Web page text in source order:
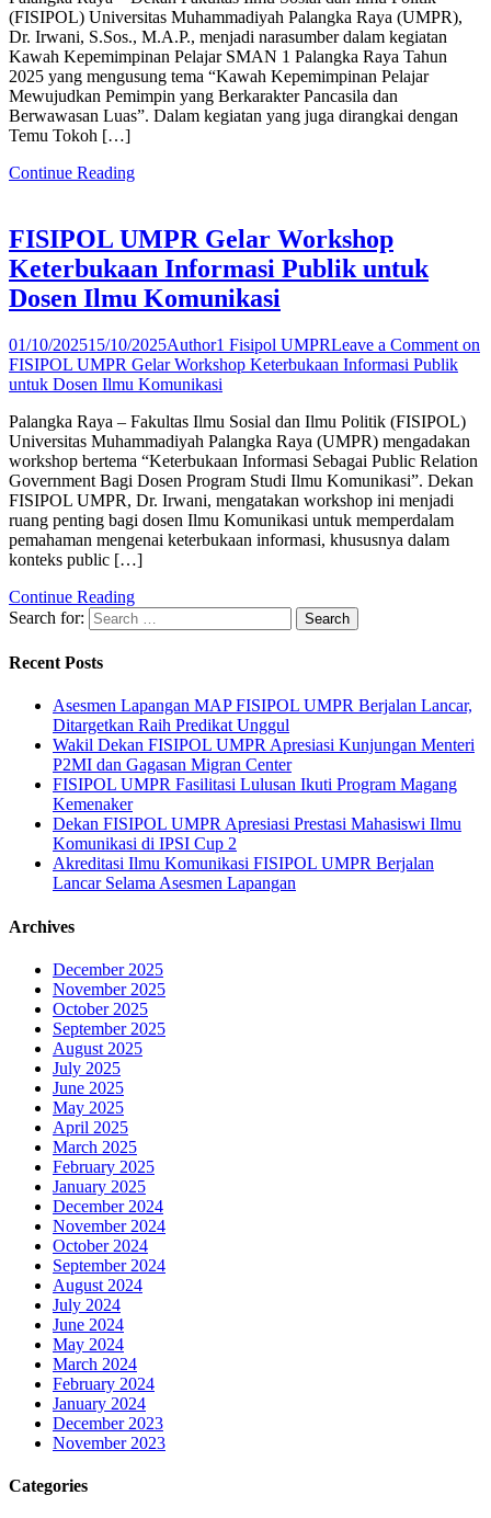
(FISIPOL) Universitas Muhammadiyah Palangka Raya (UMPR),
Dr. Irwani, S.Sos., M.A.P., menjadi narasumber dalam kegiatan
Kawah Kepemimpinan Pelajar SMAN 1 Palangka Raya Tahun
2025 yang mengusung tema “Kawah Kepemimpinan Pelajar
Mewujudkan Pemimpin yang Berkarakter Pancasila dan
Berwawasan Luas”. Dalam kegiatan yang juga dirangkai dengan
Temu Tokoh […]
Continue Reading
FISIPOL UMPR Gelar Workshop
Keterbukaan Informasi Publik untuk
Dosen Ilmu Komunikasi
01/10/202515/10/2025Author1 Fisipol UMPRLeave a Comment on
FISIPOL UMPR Gelar Workshop Keterbukaan Informasi Publik
untuk Dosen Ilmu Komunikasi
Palangka Raya – Fakultas Ilmu Sosial dan Ilmu Politik (FISIPOL)
Universitas Muhammadiyah Palangka Raya (UMPR) mengadakan
workshop bertema “Keterbukaan Informasi Sebagai Public Relation
Government Bagi Dosen Program Studi Ilmu Komunikasi”. Dekan
FISIPOL UMPR, Dr. Irwani, mengatakan workshop ini menjadi
ruang penting bagi dosen Ilmu Komunikasi untuk memperdalam
pemahaman mengenai keterbukaan informasi, khususnya dalam
konteks public […]
Continue Reading
Search for:
Recent Posts
Asesmen Lapangan MAP FISIPOL UMPR Berjalan Lancar,
Ditargetkan Raih Predikat Unggul
Wakil Dekan FISIPOL UMPR Apresiasi Kunjungan Menteri
P2MI dan Gagasan Migran Center
FISIPOL UMPR Fasilitasi Lulusan Ikuti Program Magang
Kemenaker
Dekan FISIPOL UMPR Apresiasi Prestasi Mahasiswi Ilmu
Komunikasi di IPSI Cup 2
Akreditasi Ilmu Komunikasi FISIPOL UMPR Berjalan
Lancar Selama Asesmen Lapangan
Archives
December 2025
November 2025
October 2025
September 2025
August 2025
July 2025
June 2025
May 2025
April 2025
March 2025
February 2025
January 2025
December 2024
November 2024
October 2024
September 2024
August 2024
July 2024
June 2024
May 2024
March 2024
February 2024
January 2024
December 2023
November 2023
Categories